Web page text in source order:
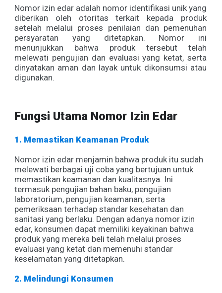
Nomor izin edar adalah nomor identifikasi unik yang
diberikan oleh otoritas terkait kepada produk
setelah melalui proses penilaian dan pemenuhan
persyaratan yang ditetapkan. Nomor ini
menunjukkan bahwa produk tersebut telah
melewati pengujian dan evaluasi yang ketat, serta
dinyatakan aman dan layak untuk dikonsumsi atau
digunakan.
Fungsi Utama Nomor Izin Edar
1. Memastikan Keamanan Produk
Nomor izin edar menjamin bahwa produk itu sudah
melewati berbagai uji coba yang bertujuan untuk
memastikan keamanan dan kualitasnya. Ini
termasuk pengujian bahan baku, pengujian
laboratorium, pengujian keamanan, serta
pemeriksaan terhadap standar kesehatan dan
sanitasi yang berlaku. Dengan adanya nomor izin
edar, konsumen dapat memiliki keyakinan bahwa
produk yang mereka beli telah melalui proses
evaluasi yang ketat dan memenuhi standar
keselamatan yang ditetapkan.
2. Melindungi Konsumen